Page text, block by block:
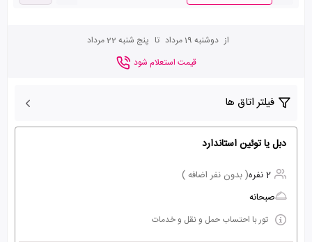
از دوشنبه 19 مرداد تا پنج شنبه 22 مرداد
قیمت استعلام شود
فیلتر اتاق ها
دبل یا توئین استاندارد
2 نفره
( بدون نفر اضافه )
صبحانه
تور با احتساب حمل و نقل و خدمات